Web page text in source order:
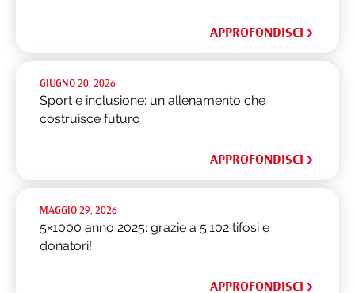
APPROFONDISCI
GIUGNO 20, 2026
Sport e inclusione: un allenamento che
costruisce futuro
APPROFONDISCI
MAGGIO 29, 2026
5×1000 anno 2025: grazie a 5.102 tifosi e
donatori!
APPROFONDISCI